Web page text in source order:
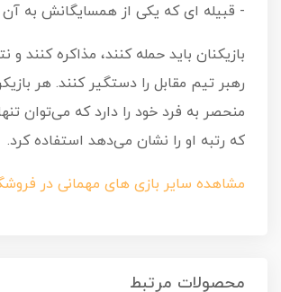
- قبیله ای که یکی از همسایگانش به آن
بازیکنان باید حمله کنند، مذاکره کنند و
رهبر تیم مقابل را دستگیر کنند. هر
منحصر به فرد خود را دارد که می‌توان
که رتبه او را نشان می‌دهد استفاده کرد.
مشاهده سایر بازی های مهمانی در
محصولات مرتبط